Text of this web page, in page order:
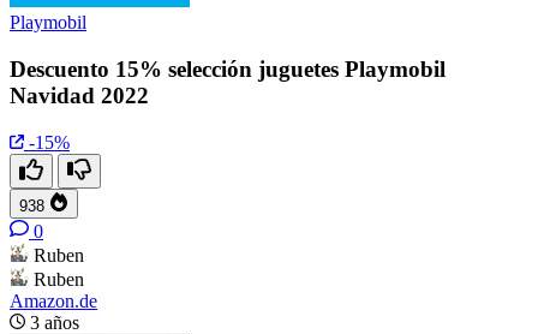
Playmobil
Descuento 15% selección juguetes Playmobil
Navidad 2022
-15%
938
0
Ruben
Ruben
Amazon.de
3 años